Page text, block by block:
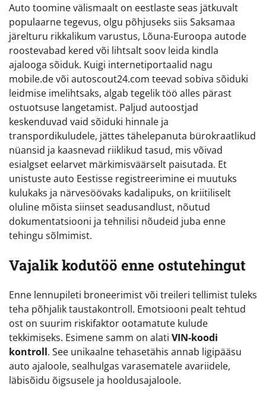
Auto toomine välismaalt on eestlaste seas jätkuvalt
populaarne tegevus, olgu põhjuseks siis Saksamaa
järelturu rikkalikum varustus, Lõuna-Euroopa autode
roostevabad kered või lihtsalt soov leida kindla
ajalooga sõiduk. Kuigi internetiportaalid nagu
mobile.de või autoscout24.com teevad sobiva sõiduki
leidmise imelihtsaks, algab tegelik töö alles pärast
ostuotsuse langetamist. Paljud autoostjad
keskenduvad vaid sõiduki hinnale ja
transpordikuludele, jättes tähelepanuta bürokraatlikud
nüansid ja kaasnevad riiklikud tasud, mis võivad
esialgset eelarvet märkimisväärselt paisutada. Et
unistuste auto Eestisse registreerimine ei muutuks
kulukaks ja närvesöövaks kadalipuks, on kriitiliselt
oluline mõista siinset seadusandlust, nõutud
dokumentatsiooni ja tehnilisi nõudeid juba enne
tehingu sõlmimist.
Vajalik kodutöö enne ostutehingut
Enne lennupileti broneerimist või treileri tellimist tuleks
teha põhjalik taustakontroll. Emotsiooni pealt tehtud
ost on suurim riskifaktor ootamatute kulude
tekkimiseks. Esimene samm on alati VIN-koodi
kontroll. See unikaalne tehasetähis annab ligipääsu
auto ajaloole, sealhulgas varasematele avariidele,
läbisõidu õigsusele ja hooldusajaloole.